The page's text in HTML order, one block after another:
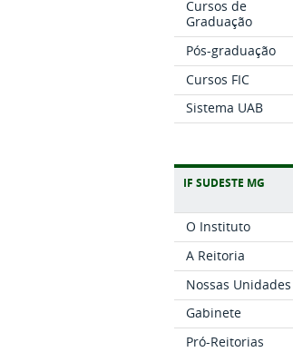
Cursos de
Graduação
Pós-graduação
Cursos FIC
Sistema UAB
IF SUDESTE MG
O Instituto
A Reitoria
Nossas Unidades
Gabinete
Pró-Reitorias